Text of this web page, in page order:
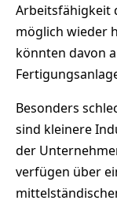
Arbeitsfähigkeit
möglich wieder
könnten davon
Besonders
sind kleinere
der
verfügen über